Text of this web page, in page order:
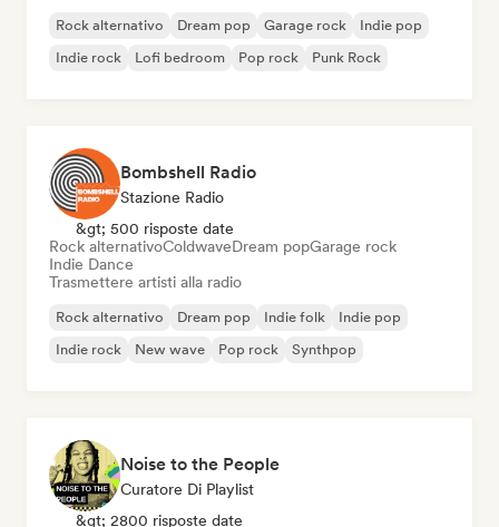
Rock alternativo Dream pop Garage rock
Indie pop
Indie rock
Lofi bedroom Pop rock Punk Rock
Bombshell Radio
Stazione Radio
&gt; 500 risposte date
Rock alternativoColdwaveDream popGarage rock
Indie Dance
Trasmettere artisti alla radio
Rock alternativo Dream pop Indie folk
Indie pop
Indie rock
New wave Pop rock Synthpop
Noise to the People
Curatore Di Playlist
&gt; 2800 risposte date